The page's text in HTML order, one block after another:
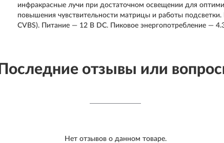
инфракрасные лучи при достаточном освещении для
повышения чувствительности матрицы и работы
CVBS). Питание — 12 В DC. Пиковое энергопотребление —
Последние отзывы или
Нет отзывов о данном товаре.